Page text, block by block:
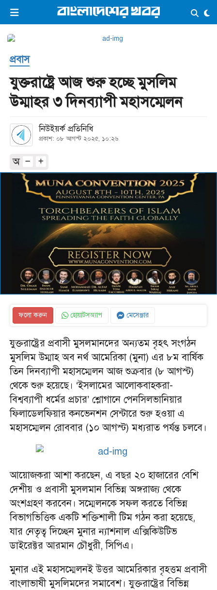
ভিডিও ই-পেপার লগইন ×
প্রচ্ছদ
সর্বশেষ
সব বিভাগ
আর্কাইভ
কনভার্টার
প্রবাস
যুক্তরাষ্ট্রে আজ শুরু হচ্ছে মুসলিম
উম্মাহর ৩ দিনব্যাপী মহাসম্মেলন
নিউইয়র্ক প্রতিনিধি
প্রকাশ: ০৮ আগস্ট ২০২৫, ১০:২৬
অ
ফলো করুন হোয়াটসঅ্যাপ মেসেঞ্জার
যুক্তরাষ্ট্রের প্রবাসী মুসলমানদের অন্যতম বৃহৎ সংগঠন
মুসলিম উম্মাহ অব নর্থ আমেরিকা (মুনা) এর ৮ম বার্ষিক
তিন দিনব্যাপী মহাসম্মেলন আজ শুক্রবার (৮ আগস্ট)
থেকে শুরু হয়েছে। ‘ইসলামের আলোকবাহকরা-
বিশ্বব্যাপী ধর্মের প্রচার’ শ্লোগানে পেনসিলভানিয়ার
ফিলাডেলফিয়ার কনভেনশন সেন্টারে শুরু হওয়া এ
মহাসম্মেলন রোববার (১০ আগস্ট) মধ্যরাত পর্যন্ত চলবে।
আয়োজকরা আশা করছেন, এ বছর ২০ হাজারের বেশি
দেশীয় ও প্রবাসী মুসলমান বিভিন্ন অঙ্গরাজ্য থেকে
অংশগ্রহণ করবেন। সম্মেলনকে সফল করতে বিভিন্ন
বিভাগভিত্তিক একটি শক্তিশালী টিম গঠন করা হয়েছে,
যার নেতৃত্ব দিচ্ছেন মুনার ন্যাশনাল এক্সিকিউটিভ
ডাইরেক্টর আরমান চৌধুরী, সিপিএ।
মুনার এই মহাসম্মেলনই উত্তর আমেরিকার বৃহত্তম প্রবাসী
বাংলাভাষী মুসলিমদের সমাবেশ। যুক্তরাষ্ট্রের বিভিন্ন